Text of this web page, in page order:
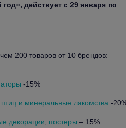
действует с 29 января по
200 товаров от 10 брендов:
-15%
и минеральные лакомства -
декорации постеры – 15%